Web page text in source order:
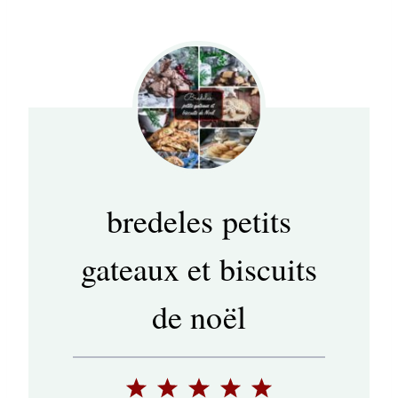
bredeles petits
gateaux et biscuits
de noël
5
4
3
2
1